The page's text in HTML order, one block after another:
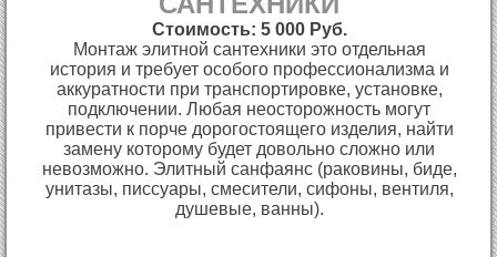
Стоимость: 5 000 Руб.
Монтаж элитной сантехники это отдельная
история и требует особого профессионализма и
аккуратности при транспортировке, установке,
подключении. Любая неосторожность могут
привести к порче дорогостоящего изделия, найти
замену которому будет довольно сложно или
невозможно. Элитный санфаянс (раковины, биде,
унитазы, писсуары, смесители, сифоны, вентиля,
душевые, ванны).